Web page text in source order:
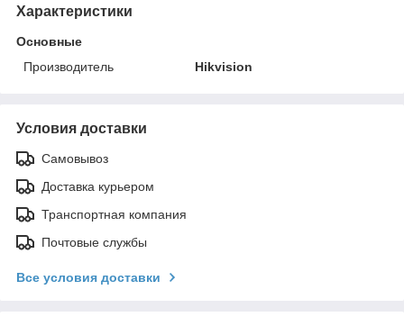
Характеристики
Основные
Производитель
Hikvision
Условия доставки
Самовывоз
Доставка курьером
Транспортная компания
Почтовые службы
Все условия доставки